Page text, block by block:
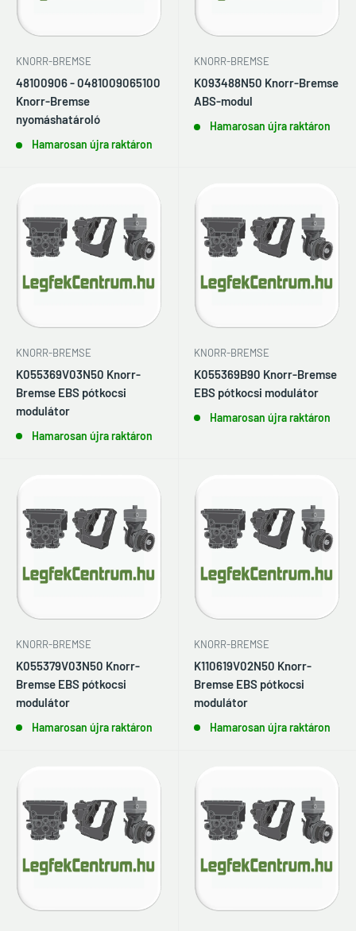
KNORR-BREMSE
48100906 - 0481009065100
Knorr-Bremse
nyomáshatároló
Hamarosan újra raktáron
KNORR-BREMSE
K093488N50 Knorr-Bremse
ABS-modul
Hamarosan újra raktáron
KNORR-BREMSE
K055369V03N50 Knorr-
Bremse EBS pótkocsi
modulátor
Hamarosan újra raktáron
KNORR-BREMSE
K055369B90 Knorr-Bremse
EBS pótkocsi modulátor
Hamarosan újra raktáron
KNORR-BREMSE
K055379V03N50 Knorr-
Bremse EBS pótkocsi
modulátor
Hamarosan újra raktáron
KNORR-BREMSE
K110619V02N50 Knorr-
Bremse EBS pótkocsi
modulátor
Hamarosan újra raktáron